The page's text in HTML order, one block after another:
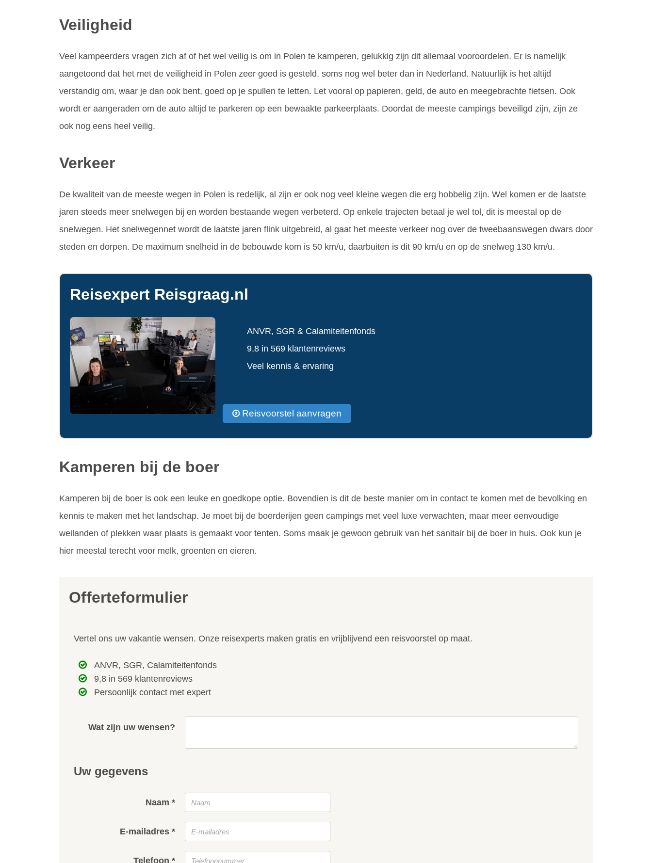
Veiligheid
Veel kampeerders vragen zich af of het wel veilig is om in Polen te kamperen, gelukkig zijn dit allemaal vooroordelen. Er is namelijk
aangetoond dat het met de veiligheid in Polen zeer goed is gesteld, soms nog wel beter dan in Nederland. Natuurlijk is het altijd
verstandig om, waar je dan ook bent, goed op je spullen te letten. Let vooral op papieren, geld, de auto en meegebrachte fietsen. Ook
wordt er aangeraden om de auto altijd te parkeren op een bewaakte parkeerplaats. Doordat de meeste campings beveiligd zijn, zijn ze
ook nog eens heel veilig.
Verkeer
De kwaliteit van de meeste wegen in Polen is redelijk, al zijn er ook nog veel kleine wegen die erg hobbelig zijn. Wel komen er de laatste
jaren steeds meer snelwegen bij en worden bestaande wegen verbeterd. Op enkele trajecten betaal je wel tol, dit is meestal op de
snelwegen. Het snelwegennet wordt de laatste jaren flink uitgebreid, al gaat het meeste verkeer nog over de tweebaanswegen dwars door
steden en dorpen. De maximum snelheid in de bebouwde kom is 50 km/u, daarbuiten is dit 90 km/u en op de snelweg 130 km/u.
Reisexpert Reisgraag.nl
ANVR, SGR & Calamiteitenfonds
9,8 in 569 klantenreviews
Veel kennis & ervaring
Reisvoorstel aanvragen
Kamperen bij de boer
Kamperen bij de boer is ook een leuke en goedkope optie. Bovendien is dit de beste manier om in contact te komen met de bevolking en
kennis te maken met het landschap. Je moet bij de boerderijen geen campings met veel luxe verwachten, maar meer eenvoudige
weilanden of plekken waar plaats is gemaakt voor tenten. Soms maak je gewoon gebruik van het sanitair bij de boer in huis. Ook kun je
hier meestal terecht voor melk, groenten en eieren.
Offerteformulier
Vertel ons uw vakantie wensen. Onze reisexperts maken gratis en vrijblijvend een reisvoorstel op maat.
ANVR, SGR, Calamiteitenfonds
9,8 in 569 klantenreviews
Persoonlijk contact met expert
Wat zijn uw wensen?
Uw gegevens
Naam *
E-mailadres *
Telefoon *